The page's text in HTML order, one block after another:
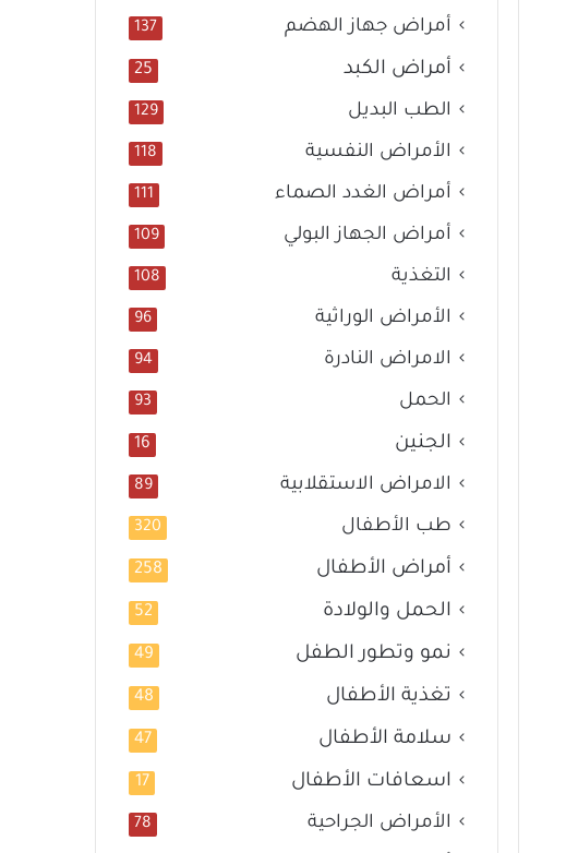
أمراض جهاز الهضم 137
أمراض الكبد 25
الطب البديل 129
الأمراض النفسية 118
أمراض الغدد الصماء 111
أمراض الجهاز البولي 109
التغذية 108
الأمراض الوراثية 96
الامراض النادرة 94
الحمل 93
الجنين 16
الامراض الاستقلابية 89
طب الأطفال 320
أمراض الأطفال 258
الحمل والولادة 52
نمو وتطور الطفل 49
تغذية الأطفال 48
سلامة الأطفال 47
اسعافات الأطفال 17
الأمراض الجراحية 78